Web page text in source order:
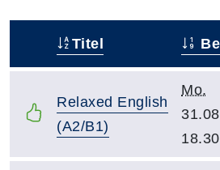
Titel
Relaxed English
(A2/B1)
Mo.